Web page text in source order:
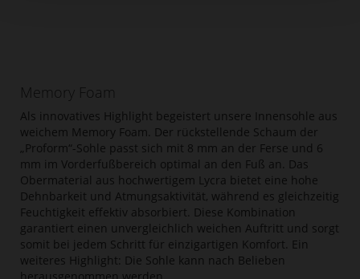
Memory Foam
Als innovatives Highlight begeistert unsere Innensohle aus
weichem Memory Foam. Der rückstellende Schaum der
„Proform“-Sohle passt sich mit 8 mm an der Ferse und 6
mm im Vorderfußbereich optimal an den Fuß an. Das
Obermaterial aus hochwertigem Lycra bietet eine hohe
Dehnbarkeit und Atmungsaktivität, während es gleichzeitig
Feuchtigkeit effektiv absorbiert. Diese Kombination
garantiert einen unvergleichlich weichen Auftritt und sorgt
somit bei jedem Schritt für einzigartigen Komfort. Ein
weiteres Highlight: Die Sohle kann nach Belieben